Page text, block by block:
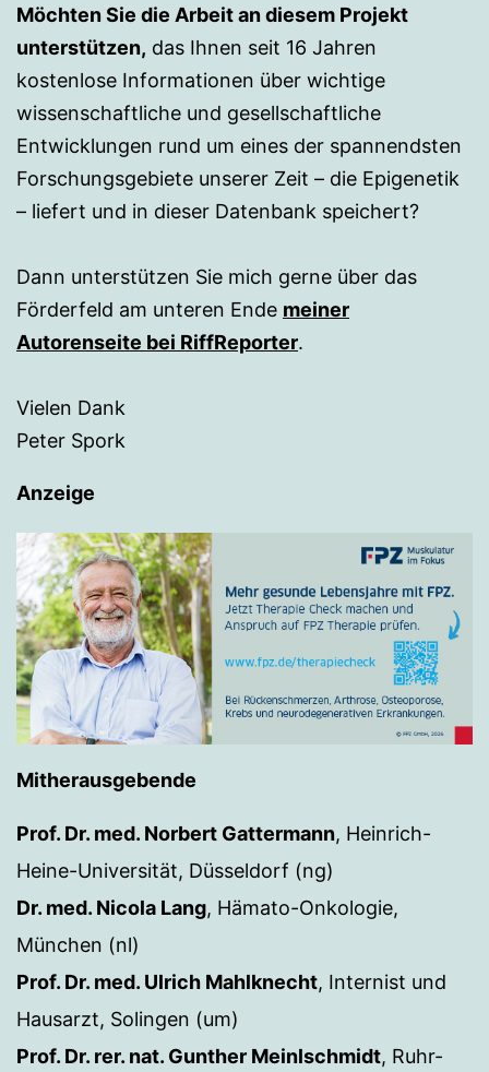
Möchten Sie die Arbeit an diesem Projekt
unterstützen, das Ihnen seit 16 Jahren
kostenlose Informationen über wichtige
wissenschaftliche und gesellschaftliche
Entwicklungen rund um eines der spannendsten
Forschungsgebiete unserer Zeit – die Epigenetik
– liefert und in dieser Datenbank speichert?
Dann unterstützen Sie mich gerne über das
Förderfeld am unteren Ende meiner
Autorenseite bei RiffReporter.
Vielen Dank
Peter Spork
Anzeige
Mitherausgebende
Prof. Dr. med. Norbert Gattermann, Heinrich-
Heine-Universität, Düsseldorf (ng)
Dr. med. Nicola Lang, Hämato-Onkologie,
München (nl)
Prof. Dr. med. Ulrich Mahlknecht, Internist und
Hausarzt, Solingen (um)
Prof. Dr. rer. nat. Gunther Meinlschmidt, Ruhr-